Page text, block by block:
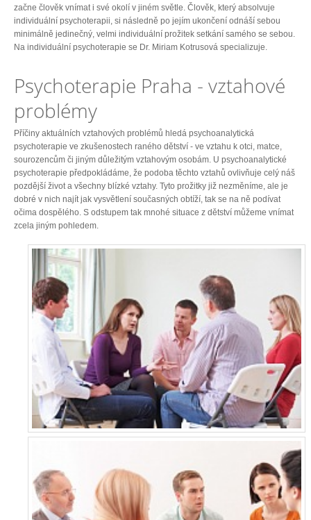
začne člověk vnímat i své okolí v jiném světle. Člověk, který absolvuje
individuální psychoterapii, si následně po jejím ukončení odnáší sebou
minimálně jedinečný, velmi individuální prožitek setkání samého se sebou.
Na individuální psychoterapie se Dr. Miriam Kotrusová specializuje.
Psychoterapie Praha - vztahové
problémy
Příčiny aktuálních vztahových problémů hledá psychoanalytická
psychoterapie ve zkušenostech raného dětství - ve vztahu k otci, matce,
sourozencům či jiným důležitým vztahovým osobám. U psychoanalytické
psychoterapie předpokládáme, že podoba těchto vztahů ovlivňuje celý náš
pozdější život a všechny blízké vztahy. Tyto prožitky již nezměníme, ale je
dobré v nich najít jak vysvětlení současných obtíží, tak se na ně podívat
očima dospělého. S odstupem tak mnohé situace z dětství můžeme vnímat
zcela jiným pohledem.